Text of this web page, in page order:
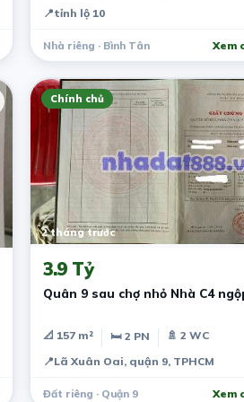
📍tỉnh lộ 10
Nhà riêng · Bình Tân Xem
Chính chủ
2 tháng trước
3.9 Tỷ
Quân 9 sau chợ nhỏ Nhà C4
📐 157 m² 🛏 2 PN
🚿 2 WC
📍Lã Xuân Oai, quận 9, TPHCM
Đất riêng · Quận 9 Xem